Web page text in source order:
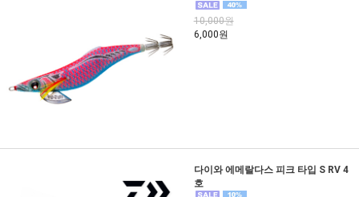
10,000원
6,000원
다이와 에메랄다스 피크 타입 S RV 4
호